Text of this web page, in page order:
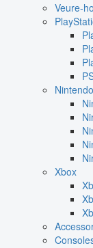
Veure-
Nintendo
Xbox